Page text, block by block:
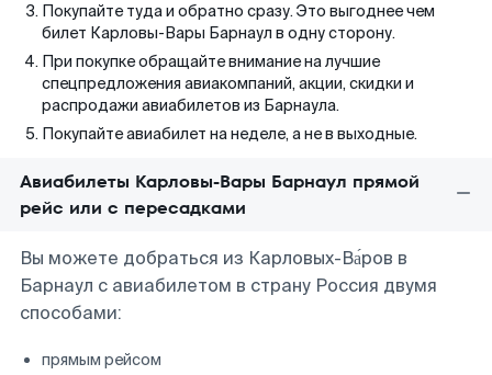
Покупайте туда и обратно сразу. Это выгоднее чем
билет Карловы-Вары Барнаул в одну сторону.
При покупке обращайте внимание на лучшие
спецпредложения авиакомпаний, акции, скидки и
распродажи авиабилетов из Барнаула.
Покупайте авиабилет на неделе, а не в выходные.
Авиабилеты Карловы-Вары Барнаул прямой
рейс или с пересадками
Вы можете добраться из Карловых-Ва́ров в
Барнаул с авиабилетом в страну Россия двумя
способами:
прямым рейсом